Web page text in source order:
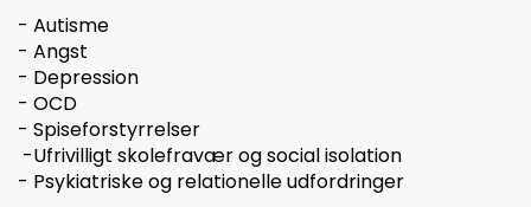
- Autisme
- Angst
- Depression
- OCD
- Spiseforstyrrelser
-Ufrivilligt skolefravær og social isolation
- Psykiatriske og relationelle udfordringer